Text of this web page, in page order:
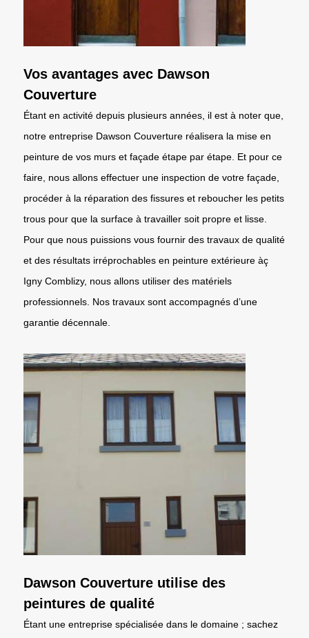
Vos avantages avec Dawson
Couverture
Étant en activité depuis plusieurs années, il est à noter que,
notre entreprise Dawson Couverture réalisera la mise en
peinture de vos murs et façade étape par étape. Et pour ce
faire, nous allons effectuer une inspection de votre façade,
procéder à la réparation des fissures et reboucher les petits
trous pour que la surface à travailler soit propre et lisse.
Pour que nous puissions vous fournir des travaux de qualité
et des résultats irréprochables en peinture extérieure àç
Igny Comblizy, nous allons utiliser des matériels
professionnels. Nos travaux sont accompagnés d’une
garantie décennale.
Dawson Couverture utilise des
peintures de qualité
Étant une entreprise spécialisée dans le domaine ; sachez